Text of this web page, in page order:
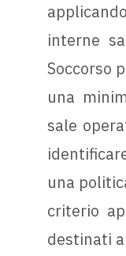
interne
Soccorso
una
sale
una
criterio
destinati